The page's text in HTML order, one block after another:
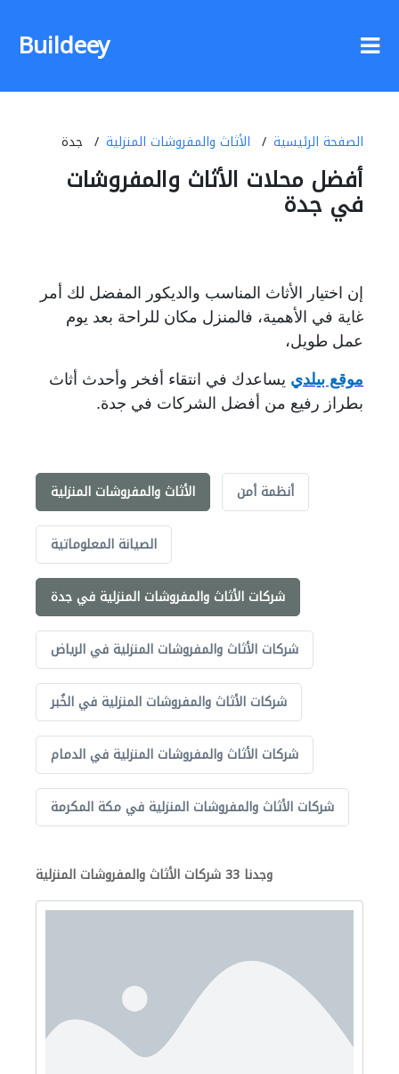
Buildeey
الصفحة الرئيسية الأثاث والمفروشات المنزلية جدة
أفضل محلات الأثاث والمفروشات
في جدة
إن اختيار الأثاث المناسب والديكور المفضل لك أمر
غاية في الأهمية، فالمنزل مكان للراحة بعد يوم
عمل طويل،
موقع بيلدي يساعدك في انتقاء أفخر وأحدث أثاث
بطراز رفيع من أفضل الشركات في جدة.
الأثاث والمفروشات المنزلية أنظمة أمن
الصيانة المعلوماتية
شركات الأثاث والمفروشات المنزلية في جدة
شركات الأثاث والمفروشات المنزلية في الرياض
شركات الأثاث والمفروشات المنزلية في الخُبر
شركات الأثاث والمفروشات المنزلية في الدمام
شركات الأثاث والمفروشات المنزلية في مكة المكرمة
وجدنا 33 شركات الأثاث والمفروشات المنزلية